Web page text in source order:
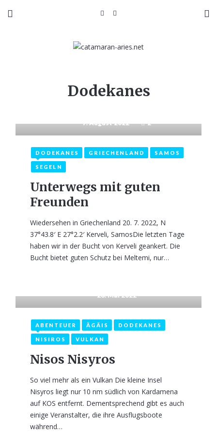
Dodekanes
7. August 2022 2
DODEKANES GRIECHENLAND SAMOS
SEGELN
Unterwegs mit guten
Freunden
Wiedersehen in Griechenland 20. 7. 2022, N
37°43.8′ E 27°2.2′ Kerveli, SamosDie letzten Tage
haben wir in der Bucht von Kerveli geankert. Die
Bucht bietet guten Schutz bei Meltemi, nur…
26. Mai 2022
ABENTEUER ÄGÄIS DODEKANES
NISIROS VULKAN
Nisos Nisyros
So viel mehr als ein Vulkan Die kleine Insel
Nisyros liegt nur 10 nm südlich von Kardamena
auf KOS entfernt. Dementsprechend gibt es auch
einige Veranstalter, die ihre Ausflugsboote
während…